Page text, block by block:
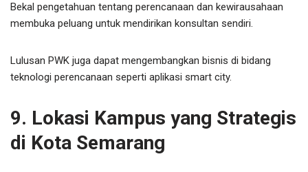
Bekal pengetahuan tentang perencanaan dan kewirausahaan
membuka peluang untuk mendirikan konsultan sendiri.
Lulusan PWK juga dapat mengembangkan bisnis di bidang
teknologi perencanaan seperti aplikasi smart city.
9. Lokasi Kampus yang Strategis
di Kota Semarang